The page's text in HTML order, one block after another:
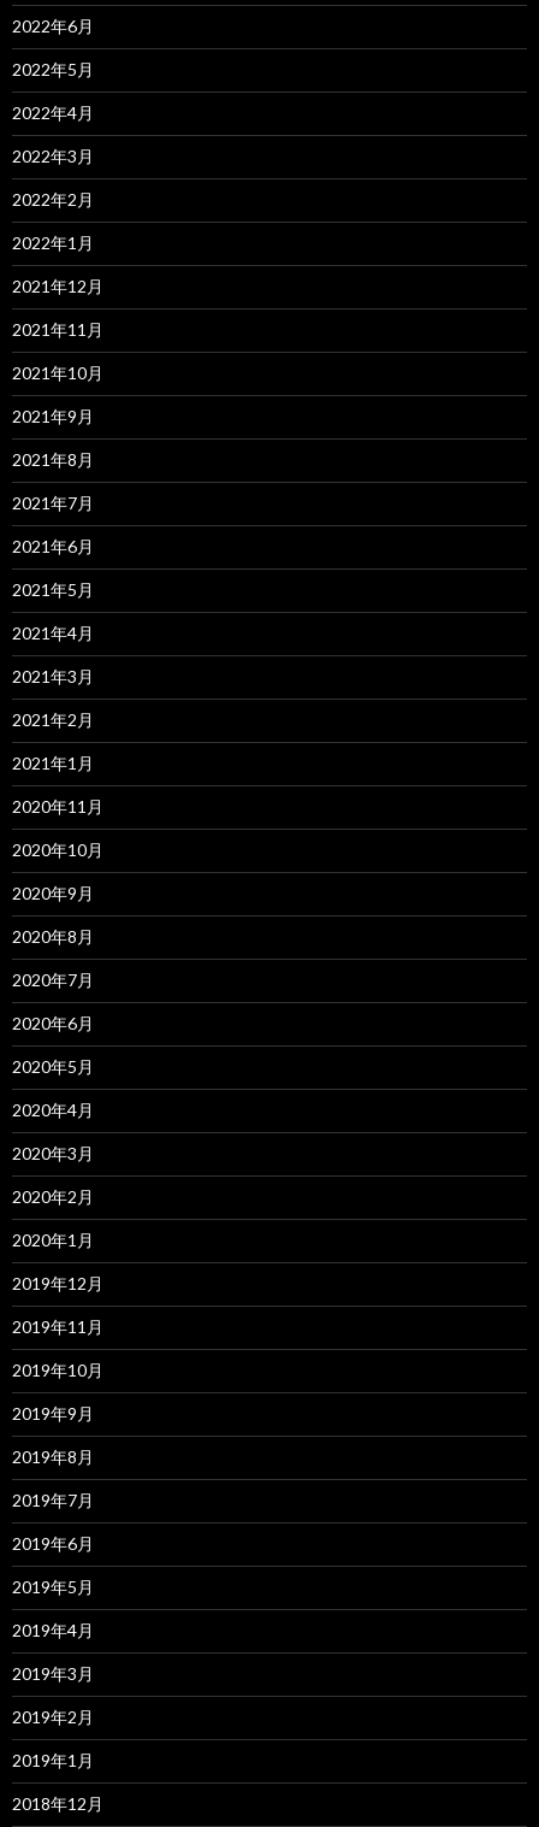
2022年6月
2022年5月
2022年4月
2022年3月
2022年2月
2022年1月
2021年12月
2021年11月
2021年10月
2021年9月
2021年8月
2021年7月
2021年6月
2021年5月
2021年4月
2021年3月
2021年2月
2021年1月
2020年11月
2020年10月
2020年9月
2020年8月
2020年7月
2020年6月
2020年5月
2020年4月
2020年3月
2020年2月
2020年1月
2019年12月
2019年11月
2019年10月
2019年9月
2019年8月
2019年7月
2019年6月
2019年5月
2019年4月
2019年3月
2019年2月
2019年1月
2018年12月